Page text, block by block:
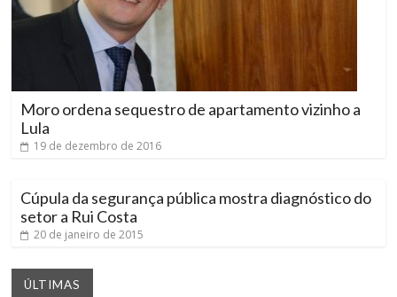
Moro ordena sequestro de apartamento vizinho a
Lula
19 de dezembro de 2016
Cúpula da segurança pública mostra diagnóstico do
setor a Rui Costa
20 de janeiro de 2015
ÚLTIMAS